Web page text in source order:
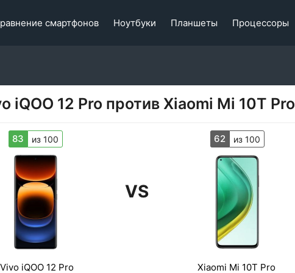
смартфонов Ноутбуки Планшеты Процессоры
iQOO 12 Pro против Xiaomi Mi 10T Pro
83 из 100
VS
62 из 100
Vivo iQOO 12 Pro Xiaomi Mi 10T Pro